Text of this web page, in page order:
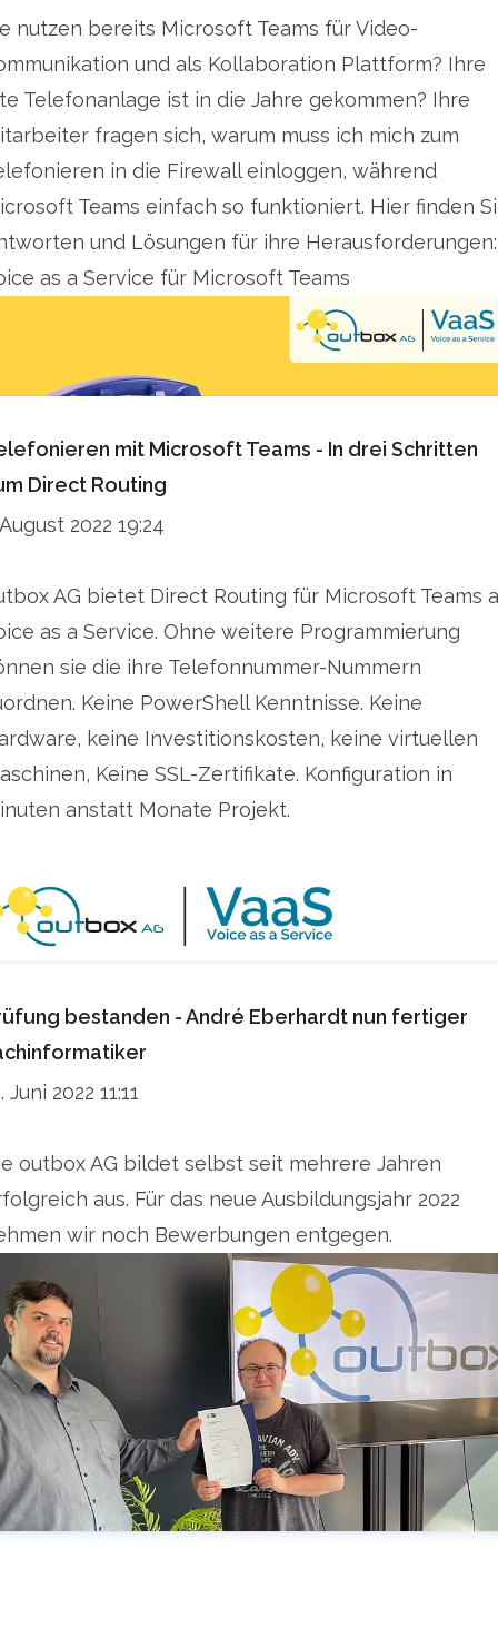
nutzen bereits Microsoft Teams für Video-
und als Kollaboration Plattform? Ihre
Telefonanlage ist in die Jahre gekommen? Ihre
fragen sich, warum muss ich mich zum
in die Firewall einloggen, während
Teams einfach so funktioniert. Hier finden
und Lösungen für ihre Herausforderungen:
as a Service für Microsoft Teams
mit Microsoft Teams - In drei Schritten
Direct Routing
2022 19:24
AG bietet Direct Routing für Microsoft Teams
as a Service. Ohne weitere Programmierung
sie die ihre Telefonnummer-Nummern
Keine PowerShell Kenntnisse. Keine
keine Investitionskosten, keine virtuellen
Keine SSL-Zertifikate. Konfiguration in
anstatt Monate Projekt.
bestanden - André Eberhardt nun fertiger
Juni 2022 11:11
outbox AG bildet selbst seit mehrere Jahren
aus. Für das neue Ausbildungsjahr 2022
wir noch Bewerbungen entgegen.